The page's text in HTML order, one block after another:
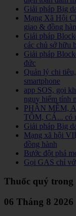
Giải pháp Big
Mạng Xã Hội
giao & đồng
Giải pháp
các chủ sở hữu
Giải pháp
đức
Quản lý chi
smartphone
app SOS, gọi
nguy hiểm tính
PHẦN MỀM,
TÔM, CÁ... có
Giải pháp Big
Mạng xã hội
đồng hành
Bước đột phá
Gọi GAS chỉ
Thuốc quý trong
06 Tháng 8 2026